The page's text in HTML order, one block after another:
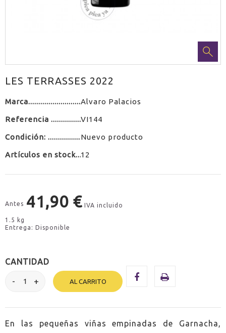
LES TERRASSES 2022
Marca Alvaro Palacios
Referencia VI144
Condición: Nuevo producto
Artículos en stock 12
Antes 41,90 € IVA incluido
1.5 kg
Entrega: Disponible
CANTIDAD
AL CARRITO
En las pequeñas viñas empinadas de Garnacha,